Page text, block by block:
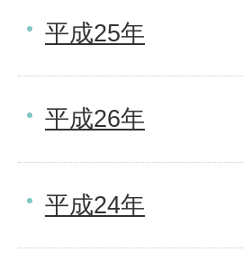
平成25年
平成26年
平成24年